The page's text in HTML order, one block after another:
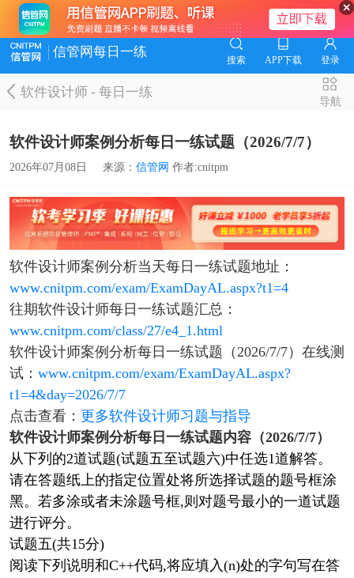
信管网每日一练
搜索 APP下载 登录
软件设计师-每日一练
导航
软件设计师案例分析每日一练试题（2026/7/7）
2026年07月08日 来源： 信管网 作者:cnitpm
软件设计师案例分析当天每日一练试题地址：
www.cnitpm.com/exam/ExamDayAL.aspx?t1=4
往期软件设计师每日一练试题汇总：
www.cnitpm.com/class/27/e4_1.html
软件设计师案例分析每日一练试题（2026/7/7）在线测
试： www.cnitpm.com/exam/ExamDayAL.aspx?
t1=4&day=2026/7/7
点击查看： 更多软件设计师习题与指导
软件设计师案例分析每日一练试题内容（2026/7/7）
从下列的2道试题(试题五至试题六)中任选1道解答。
请在答题纸上的指定位置处将所选择试题的题号框涂
黑。若多涂或者未涂题号框,则对题号最小的一道试题
进行评分。
试题五(共15分)
阅读下列说明和C++代码,将应填入(n)处的字句写在答